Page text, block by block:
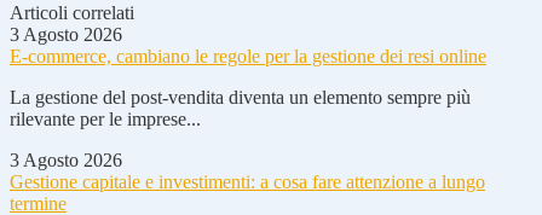
Articoli correlati
3 Agosto 2026
E-commerce, cambiano le regole per la gestione dei resi online
La gestione del post-vendita diventa un elemento sempre più
rilevante per le imprese...
3 Agosto 2026
Gestione capitale e investimenti: a cosa fare attenzione a lungo
termine